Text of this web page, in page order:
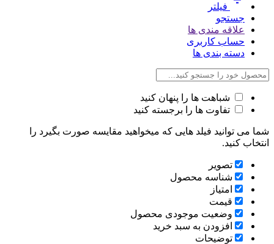
فیلتر
جستجو
علاقه مندی ها
حساب کاربری
دسته بندی ها
شباهت ها را پنهان کنید
تفاوت ها را برجسته کنید
شما می توانید فیلد هایی که میخواهید مقایسه صورت بگیرد را
انتخاب کنید.
تصویر
شناسه محصول
امتیاز
قیمت
وضعیت موجودی محصول
افزودن به سبد خرید
توضیحات